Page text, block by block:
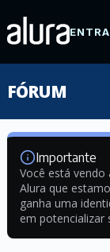
FÓRUM
Importante
Você está vendo
Alura que
ganha uma
em potencializar